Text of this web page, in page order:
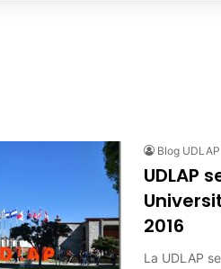
Blog UDLAP
UDLAP
2016
La UDLAP